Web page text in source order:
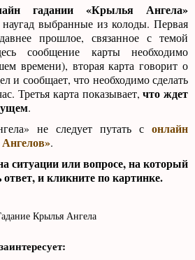
гадании «Крылья Ангела»
выбранные из колоды. Первая
прошлое, связанное с темой
сообщение карты необходимо
времени), вторая карта говорит о
и сообщает, что необходимо сделать
Третья карта показывает,что ждет
.
не следует путать с онлайн
.
ситуации или вопросе, на который
ответ, и кликните по картинке.